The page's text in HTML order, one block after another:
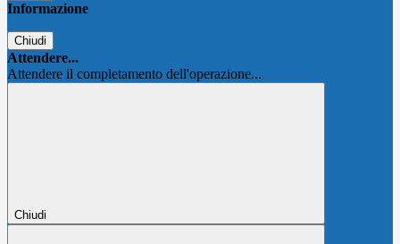
Informazione
Chiudi
Attendere...
Attendere il completamento dell'operazione...
Chiudi